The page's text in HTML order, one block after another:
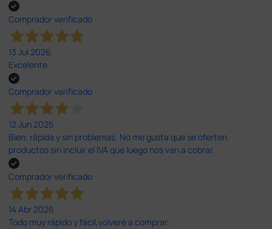
Comprador verificado
13 Jul 2026
Excelente
Comprador verificado
12 Jun 2026
Bien, rápida y sin problemas. No me gusta que se oferten
productos sin incluir el IVA que luego nos van a cobrar.
Comprador verificado
14 Abr 2026
Todo muy rápido y fácil,volveré a comprar.